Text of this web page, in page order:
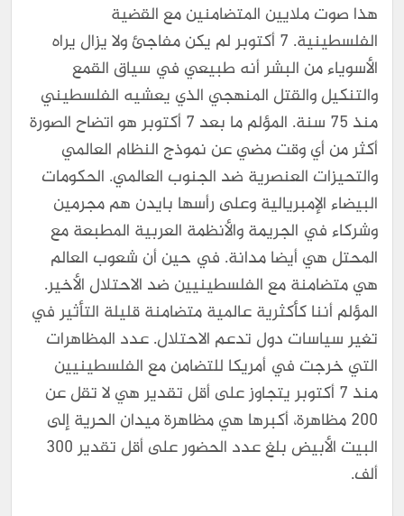
هذا صوت ملايين المتضامنين مع القضية
الفلسطينية. ٧ أكتوبر لم يكن مفاجئ ولا يزال يراه
الأسوياء من البشر أنه طبيعي في سياق القمع
والتنكيل والقتل المنهجي الذي يعشيه الفلسطيني
منذ ٧٥ سنة. المؤلم ما بعد ٧ أكتوبر هو اتضاح الصورة
أكثر من أي وقت مضي عن نموذج النظام العالمي
والتحيزات العنصرية ضد الجنوب العالمي. الحكومات
البيضاء الإمبريالية وعلى رأسها بايدن هم مجرمين
وشركاء في الجريمة والأنظمة العربية المطبعة مع
المحتل هي أيضا مدانة. في حين أن شعوب العالم
هي متضامنة مع الفلسطينيين ضد الاحتلال الأخير.
المؤلم أننا كأكثرية عالمية متضامنة قليلة التأثير في
تغير سياسات دول تدعم الاحتلال. عدد المظاهرات
التي خرجت في أمريكا للتضامن مع الفلسطينيين
منذ ٧ أكتوبر يتجاوز على أقل تقدير هي لا تقل عن
٢٠٠ مظاهرة، أكبرها هي مظاهرة ميدان الحرية إلى
البيت الأبيض بلغ عدد الحضور على أقل تقدير ٣٠٠
ألف.